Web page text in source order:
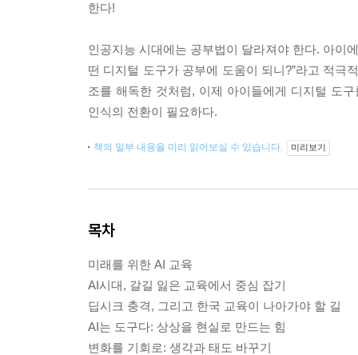
한다!
인공지능 시대에는 공부법이 달라져야 한다. 아이
떤 디지털 도구가 공부에 도움이 되니?”라고 적극
조를 해독한 것처럼, 이제 아이들에게 디지털 도구
인식의 전환이 필요하다.
책의 일부 내용을 미리 읽어보실 수 있습니다. 미리보기
목차
미래를 위한 AI 교육
AI시대, 갈길 잃은 교육에서 중심 잡기
딥시크 충격, 그리고 한국 교육이 나아가야 할 길
AI는 도구다: 상상을 현실로 만드는 힘
변화를 기회로: 생각과 태도 바꾸기